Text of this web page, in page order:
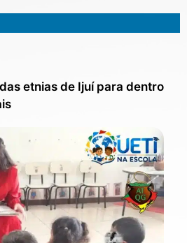
etnias de Ijuí para dentro